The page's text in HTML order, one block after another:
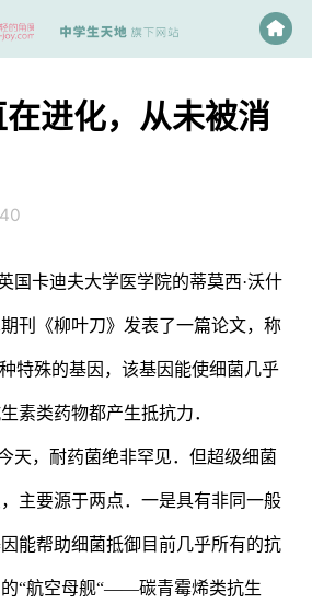
进化，从未被消
国卡迪夫大学医学院的蒂莫西·沃什
刊《柳叶刀》发表了一篇论文，称
特殊的基因，该基因能使细菌几乎
素类药物都产生抵抗力．
天，耐药菌绝非罕见．但超级细菌
主要源于两点．一是具有非同一般
能帮助细菌抵御目前几乎所有的抗
“航空母舰“——碳青霉烯类抗生